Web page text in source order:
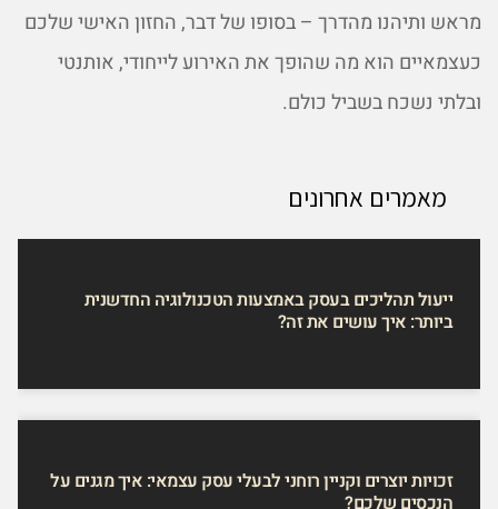
מראש ותיהנו מהדרך – בסופו של דבר, החזון האישי שלכם
כעצמאיים הוא מה שהופך את האירוע לייחודי, אותנטי
ובלתי נשכח בשביל כולם.
מאמרים אחרונים
ייעול תהליכים בעסק באמצעות הטכנולוגיה החדשנית
ביותר: איך עושים את זה?
זכויות יוצרים וקניין רוחני לבעלי עסק עצמאי: איך מגנים על